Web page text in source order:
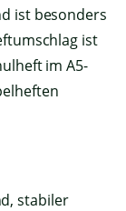
ist besonders
ist
im A5-
stabiler